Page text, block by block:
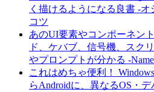
く描けるようになる良書 -オ
コツ
あのUI要素やコンポーネン
ド、ケバブ、信号機、スク
やプロンプトが分かる -
これはめちゃ便利！
らAndroidに、異なるOS・